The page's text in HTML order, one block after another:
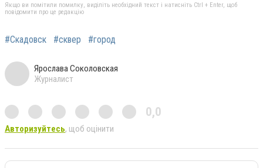
Якщо ви помітили помилку, виділіть необхідний текст і натисніть Ctrl + Enter, щоб
повідомити про це редакцію
#Скадовск #сквер #город
Ярослава Соколовская
Журналист
0,0
Авторизуйтесь, щоб оцінити